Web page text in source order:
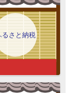
るさと納税